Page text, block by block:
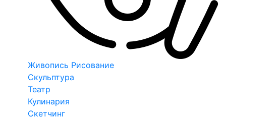
Живопись Рисование
Скульптура
Театр
Кулинария
Скетчинг